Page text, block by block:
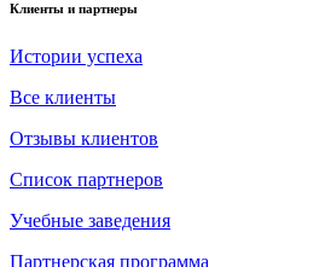
Клиенты и партнеры
Истории успеха
Все клиенты
Отзывы клиентов
Список партнеров
Учебные заведения
Партнерская программа